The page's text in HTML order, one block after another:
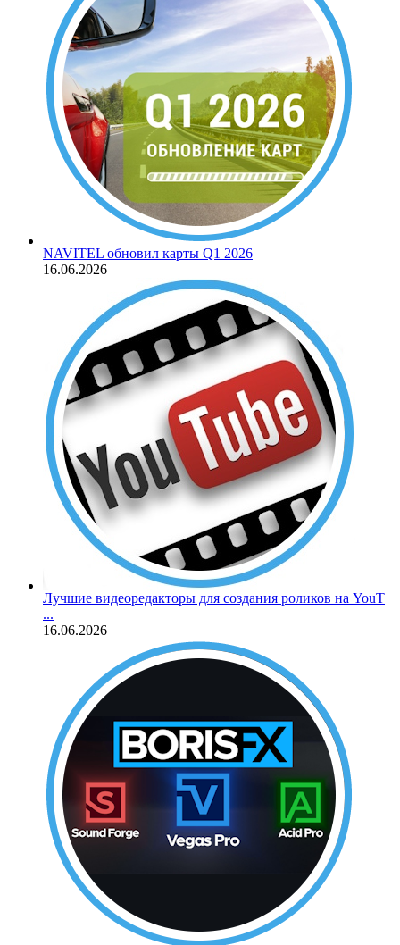
NAVITEL обновил карты Q1 2026
16.06.2026
Лучшие видеоредакторы для создания роликов на YouT
...
16.06.2026